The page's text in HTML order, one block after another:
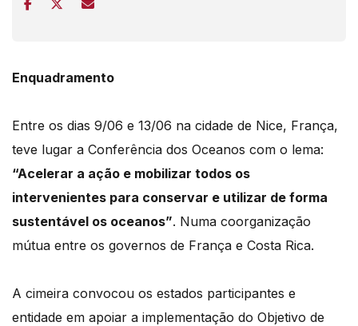
Enquadramento
Entre os dias 9/06 e 13/06 na cidade de Nice, França,
teve lugar a Conferência dos Oceanos com o lema:
“Acelerar a ação e mobilizar todos os
intervenientes para conservar e utilizar de forma
sustentável os oceanos”. Numa coorganização
mútua entre os governos de França e Costa Rica.
A cimeira convocou os estados participantes e
entidade em apoiar a implementação do Objetivo de